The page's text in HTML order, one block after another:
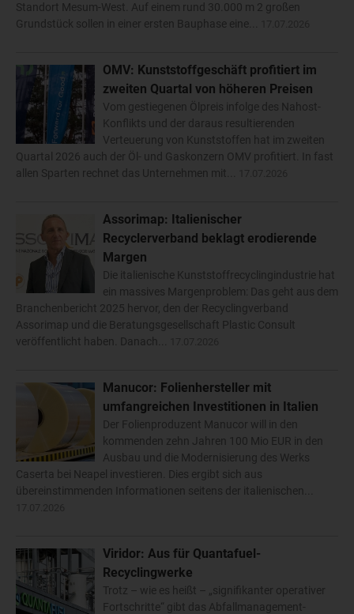
Standort Mesum-West. Auf einem rund 30.000 m 2 großen
Grundstück sollen in einer ersten Bauphase eine...
OMV: Kunststoffgeschäft profitiert im
zweiten Quartal von höheren Preisen
Vom gestiegenen Ölpreis infolge des Nahost-
Konflikts und der daraus resultierenden
Verteuerung von Kunststoffen hat im zweiten
Quartal 2026 auch der Öl- und Gaskonzern OMV profitiert. In fast
allen Sparten rechnet das Unternehmen mit...
Assorimap: Italienischer
Recyclerverband beklagt erodierende
Margen
Die italienische Kunststoffrecyclingindustrie hat
ein massives Margenproblem: Das geht aus dem
Branchenbericht 2025 hervor, den der Recyclingverband
Assorimap und die Beratungsgesellschaft Plastic Consult
veröffentlicht haben. Danach...
Manucor: Folienhersteller mit
umfangreichen Investitionen in Italien
Der Folienproduzent Manucor will in den
kommenden zehn Jahren 100 Mio EUR in den
Ausbau und die Modernisierung des Werks
Caserta bei Neapel investieren. Dies ergibt sich aus
übereinstimmenden Informationen seitens der italienischen...
Viridor: Aus für Quantafuel-
Recyclingwerke
Trotz – wie es heißt – „signifikanter operativer
Fortschritte“ gibt das Abfallmanagement-